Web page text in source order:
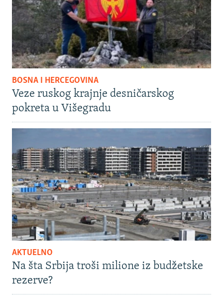
BOSNA I HERCEGOVINA
Veze ruskog krajnje desničarskog
pokreta u Višegradu
AKTUELNO
Na šta Srbija troši milione iz budžetske
rezerve?